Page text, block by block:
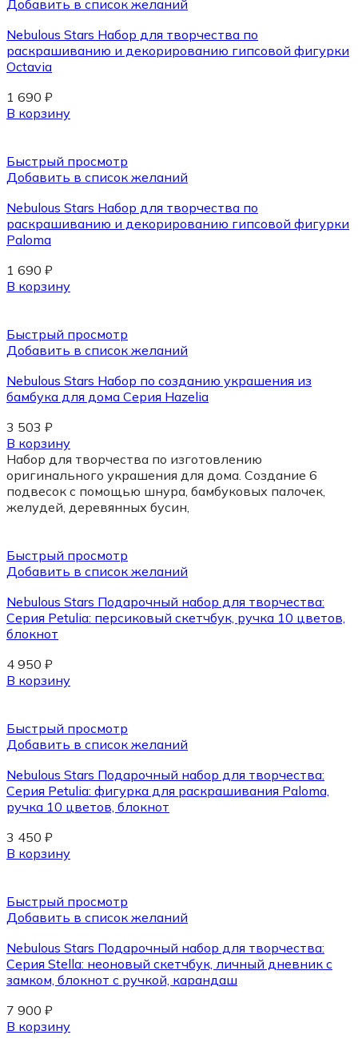
Добавить в список желаний
Nebulous Stars Набор для творчества по
раскрашиванию и декорированию гипсовой фигурки
Octavia
1 690 ₽
В корзину
Быстрый просмотр
Добавить в список желаний
Nebulous Stars Набор для творчества по
раскрашиванию и декорированию гипсовой фигурки
Paloma
1 690 ₽
В корзину
Быстрый просмотр
Добавить в список желаний
Nebulous Stars Набор по созданию украшения из
бамбука для дома Серия Hazelia
3 503 ₽
В корзину
Набор для творчества по изготовлению
оригинального украшения для дома. Создание 6
подвесок с помощью шнура, бамбуковых палочек,
желудей, деревянных бусин,
Быстрый просмотр
Добавить в список желаний
Nebulous Stars Подарочный набор для творчества:
Серия Petulia: персиковый скетчбук, ручка 10 цветов,
блокнот
4 950 ₽
В корзину
Быстрый просмотр
Добавить в список желаний
Nebulous Stars Подарочный набор для творчества:
Серия Petulia: фигурка для раскрашивания Paloma,
ручка 10 цветов, блокнот
3 450 ₽
В корзину
Быстрый просмотр
Добавить в список желаний
Nebulous Stars Подарочный набор для творчества:
Серия Stella: неоновый скетчбук, личный дневник с
замком, блокнот с ручкой, карандаш
7 900 ₽
В корзину